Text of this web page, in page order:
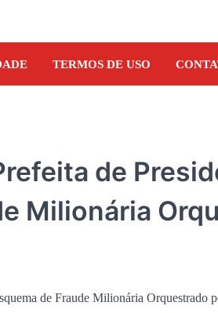
TERMOS DE USO
de
Milionária